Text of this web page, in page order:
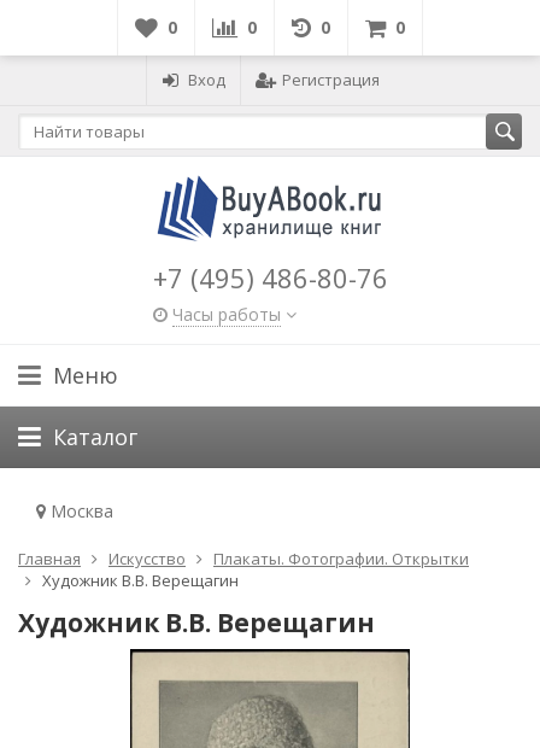
0 0 0 0
Вход Регистрация
+7 (495) 486-80-76
Часы работы
Меню
Каталог
Москва
Главная Искусство
Плакаты. Фотографии. Открытки
Художник В.В. Верещагин
Художник В.В. Верещагин